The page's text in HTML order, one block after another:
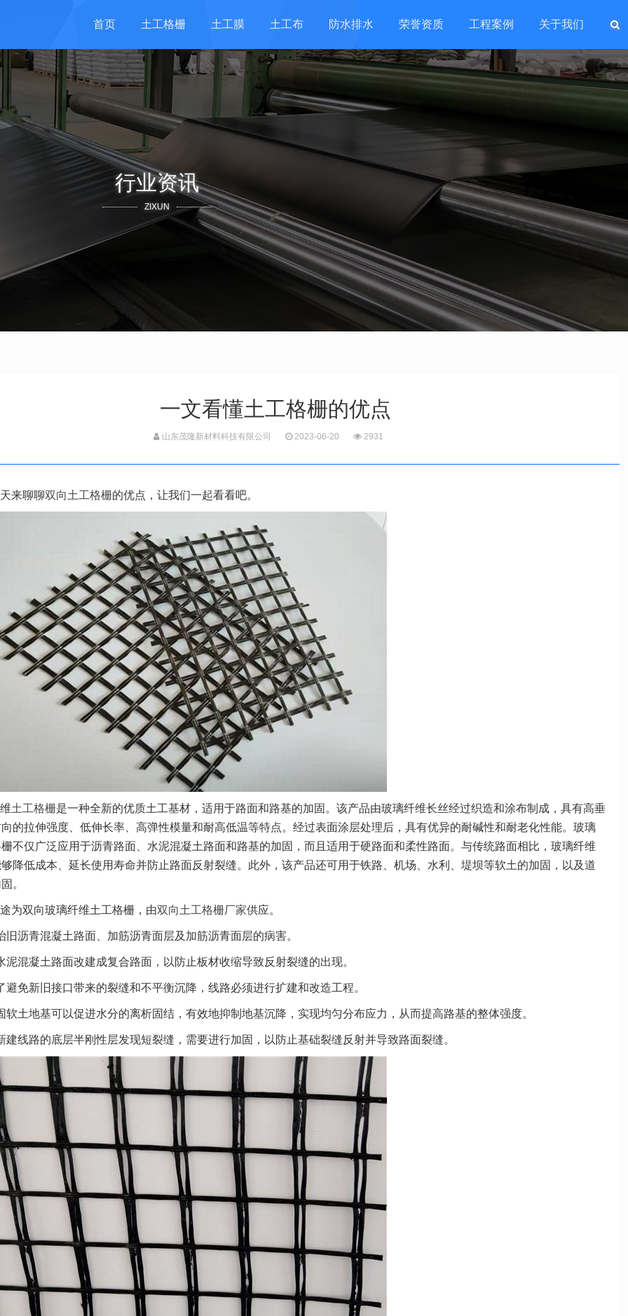
首页 土工格栅 土工膜 土工布 防水排水 荣誉资质 工程案例 关于我们
行业资讯
ZIXUN
一文看懂土工格栅的优点
山东茂隆新材料科技有限公司 2023-06-20 2931
来聊聊双向土工格栅的优点，让我们一起看看吧。
土工格栅是一种全新的优质土工基材，适用于路面和路基的加固。该产品由玻璃纤维长丝经过织造和涂布制成，具有高垂
的拉伸强度、低伸长率、高弹性模量和耐高低温等特点。经过表面涂层处理后，具有优异的耐碱性和耐老化性能。玻璃
不仅广泛应用于沥青路面、水泥混凝土路面和路基的加固，而且适用于硬路面和柔性路面。与传统路面相比，玻璃纤维
降低成本、延长使用寿命并防止路面反射裂缝。此外，该产品还可用于铁路、机场、水利、堤坝等软土的加固，以及道
。
为双向玻璃纤维土工格栅，由双向土工格栅厂家供应。
旧沥青混凝土路面、加筋沥青面层及加筋沥青面层的病害。
泥混凝土路面改建成复合路面，以防止板材收缩导致反射裂缝的出现。
避免新旧接口带来的裂缝和不平衡沉降，线路必须进行扩建和改造工程。
软土地基可以促进水分的离析固结，有效地抑制地基沉降，实现均匀分布应力，从而提高路基的整体强度。
建线路的底层半刚性层发现短裂缝，需要进行加固，以防止基础裂缝反射并导致路面裂缝。